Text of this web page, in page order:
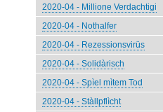
2020-04 - Millione Verdachtigi
2020-04 - Nothalfer
2020-04 - Rezessionsvirüs
2020-04 - Solidàrisch
2020-04 - Spìel mìtem Tod
2020-04 - Stàllpflìcht